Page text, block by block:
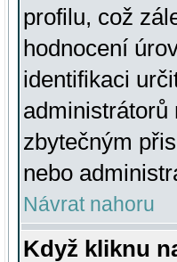
profilu, což
hodnocení
identifikaci
administrátorů
zbytečným
nebo
Návrat nahoru
Když kliknu